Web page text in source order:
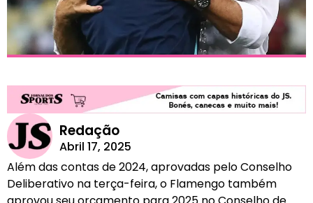
Redação
Abril 17, 2025
Além das contas de 2024, aprovadas pelo Conselho
Deliberativo na terça-feira, o Flamengo também